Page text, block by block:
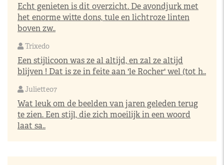
Echt genieten is dit overzicht. De avondjurk met
het enorme witte dons, tule en lichtroze linten
boven zw..
Trixedo
Een stijlicoon was ze al altijd, en zal ze altijd
blijven ! Dat is ze in feite aan 'le Rocher' wel (tot h..
Juliette07
Wat leuk om de beelden van jaren geleden terug
te zien. Een stijl, die zich moeilijk in een woord
laat sa..